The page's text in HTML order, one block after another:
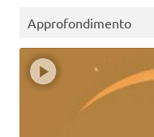
Approfondimento